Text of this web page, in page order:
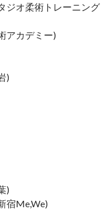
オ柔術トレーニング
アカデミー)
)
)
宿Me,We)